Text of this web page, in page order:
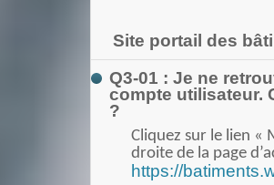
Site portail des
Q3-01 : Je ne
compte utilisateur.
?
Cliquez sur le lien «
droite de la page
https://